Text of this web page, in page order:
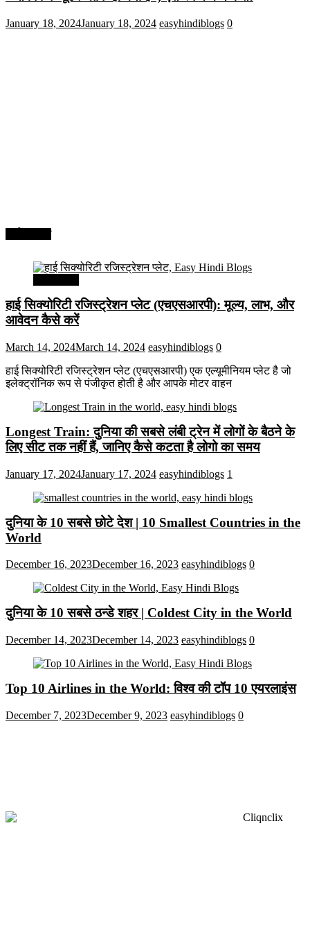
January 18, 2024January 18, 2024 easyhindiblogs 0
हाई सिक्योरिटी रजिस्ट्रेशन प्लेट (एचएसआरपी): मूल्य, लाभ, और
आवेदन कैसे करें
March 14, 2024March 14, 2024 easyhindiblogs 0
हाई सिक्योरिटी रजिस्ट्रेशन प्लेट (एचएसआरपी) एक एल्यूमीनियम प्लेट है जो
इलेक्ट्रॉनिक रूप से पंजीकृत होती है और आपके मोटर वाहन
Longest Train: दुनिया की सबसे लंबी ट्रेन में लोगों के बैठने के
लिए सीट तक ​​नहीं हैं, जानिए कैसे कटता है लोगो का समय
January 17, 2024January 17, 2024 easyhindiblogs 1
दुनिया के 10 सबसे छोटे देश | 10 Smallest Countries in the
World
December 16, 2023December 16, 2023 easyhindiblogs 0
दुनिया के 10 सबसे ठन्डे शहर | Coldest City in the World
December 14, 2023December 14, 2023 easyhindiblogs 0
Top 10 Airlines in the World: विश्व की टॉप 10 एयरलाइंस
December 7, 2023December 9, 2023 easyhindiblogs 0